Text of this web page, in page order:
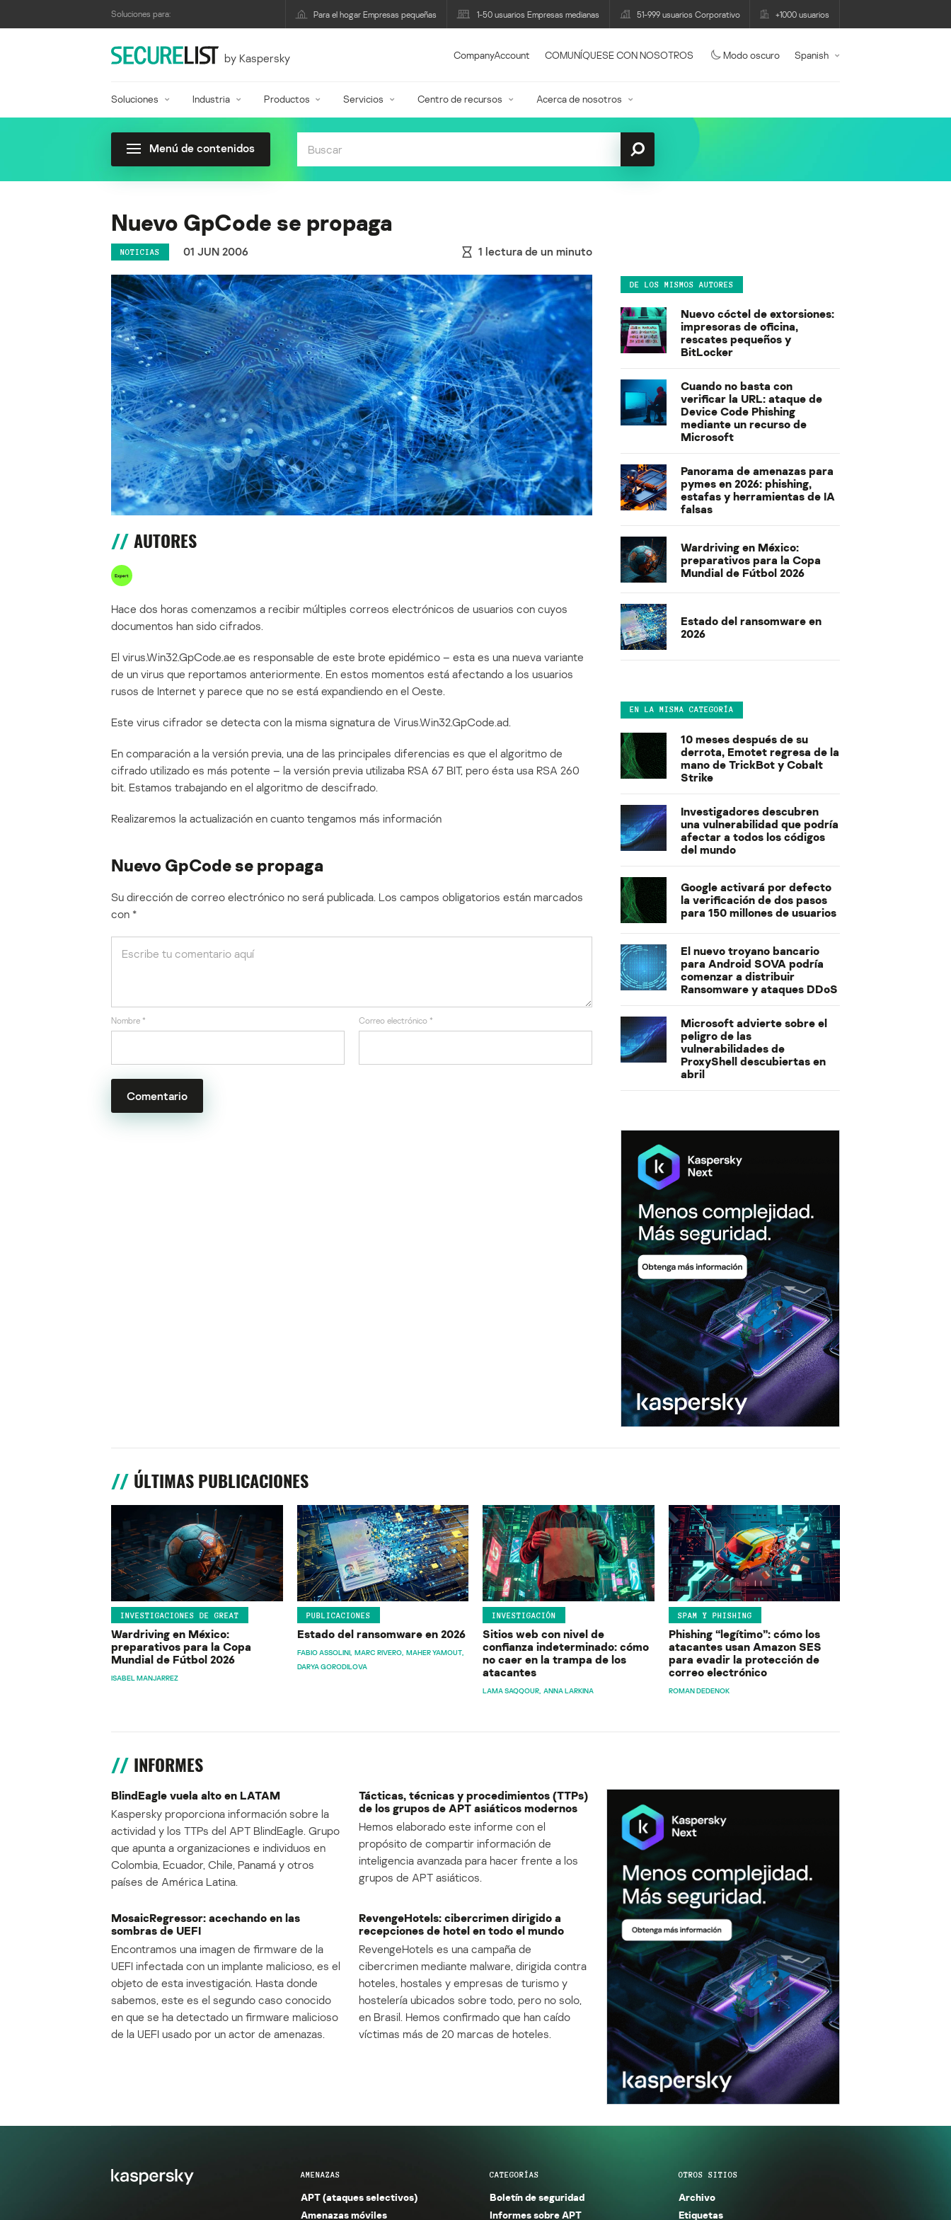
Soluciones para: Para el hogar Empresas pequeñas 1-50 usuarios Empresas medianas 51-999 usuarios Corporativo +1000 usuarios
by Kaspersky CompanyAccount COMUNÍQUESE CON NOSOTROS Modo oscuro Spanish
Soluciones Industria Productos Servicios Centro de recursos Acerca de nosotros
Menú de contenidos
Nuevo GpCode se propaga
NOTICIAS 01 JUN 2006 1 lectura de un minuto
AUTORES
Hace dos horas comenzamos a recibir múltiples correos electrónicos de usuarios con cuyos
documentos han sido cifrados.
El virus.Win32.GpCode.ae es responsable de este brote epidémico – esta es una nueva variante
de un virus que reportamos anteriormente. En estos momentos está afectando a los usuarios
rusos de Internet y parece que no se está expandiendo en el Oeste.
Este virus cifrador se detecta con la misma signatura de Virus.Win32.GpCode.ad.
En comparación a la versión previa, una de las principales diferencias es que el algoritmo de
cifrado utilizado es más potente – la versión previa utilizaba RSA 67 BIT, pero ésta usa RSA 260
bit. Estamos trabajando en el algoritmo de descifrado.
Realizaremos la actualización en cuanto tengamos más información
Nuevo GpCode se propaga
Su dirección de correo electrónico no será publicada. Los campos obligatorios están marcados
con *
Nombre * Correo electrónico *
DE LOS MISMOS AUTORES
Nuevo cóctel de extorsiones:
impresoras de oficina,
rescates pequeños y
BitLocker
Cuando no basta con
verificar la URL: ataque de
Device Code Phishing
mediante un recurso de
Microsoft
Panorama de amenazas para
pymes en 2026: phishing,
estafas y herramientas de IA
falsas
Wardriving en México:
preparativos para la Copa
Mundial de Fútbol 2026
Estado del ransomware en
2026
EN LA MISMA CATEGORÍA
10 meses después de su
derrota, Emotet regresa de la
mano de TrickBot y Cobalt
Strike
Investigadores descubren
una vulnerabilidad que podría
afectar a todos los códigos
del mundo
Google activará por defecto
la verificación de dos pasos
para 150 millones de usuarios
El nuevo troyano bancario
para Android SOVA podría
comenzar a distribuir
Ransomware y ataques DDoS
Microsoft advierte sobre el
peligro de las
vulnerabilidades de
ProxyShell descubiertas en
abril
ÚLTIMAS PUBLICACIONES
INVESTIGACIONES DE GREAT
Wardriving en México:
preparativos para la Copa
Mundial de Fútbol 2026
ISABEL MANJARREZ
PUBLICACIONES
Estado del ransomware en 2026
FABIO ASSOLINI MARC RIVERO MAHER YAMOUT
DARYA GORODILOVA
INVESTIGACIÓN
Sitios web con nivel de
confianza indeterminado: cómo
no caer en la trampa de los
atacantes
LAMA SAQQOUR ANNA LARKINA
SPAM Y PHISHING
Phishing “legítimo”: cómo los
atacantes usan Amazon SES
para evadir la protección de
correo electrónico
ROMAN DEDENOK
INFORMES
BlindEagle vuela alto en LATAM
Kaspersky proporciona información sobre la
actividad y los TTPs del APT BlindEagle. Grupo
que apunta a organizaciones e individuos en
Colombia, Ecuador, Chile, Panamá y otros
países de América Latina.
Tácticas, técnicas y procedimientos (TTPs)
de los grupos de APT asiáticos modernos
Hemos elaborado este informe con el
propósito de compartir información de
inteligencia avanzada para hacer frente a los
grupos de APT asiáticos.
MosaicRegressor: acechando en las
sombras de UEFI
Encontramos una imagen de firmware de la
UEFI infectada con un implante malicioso, es el
objeto de esta investigación. Hasta donde
sabemos, este es el segundo caso conocido
en que se ha detectado un firmware malicioso
de la UEFI usado por un actor de amenazas.
RevengeHotels: cibercrimen dirigido a
recepciones de hotel en todo el mundo
RevengeHotels es una campaña de
cibercrimen mediante malware, dirigida contra
hoteles, hostales y empresas de turismo y
hostelería ubicados sobre todo, pero no solo,
en Brasil. Hemos confirmado que han caído
víctimas más de 20 marcas de hoteles.
AMENAZAS
APT (ataques selectivos)
Amenazas móviles
CATEGORÍAS
Boletín de seguridad
Informes sobre APT
OTROS SITIOS
Archivo
Etiquetas